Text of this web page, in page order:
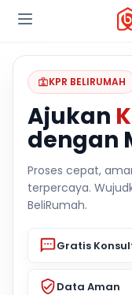
KPR BELIRUMAH
Ajukan
dengan
Proses cepat,
terpercaya.
BeliRumah.
Gratis
Data Aman